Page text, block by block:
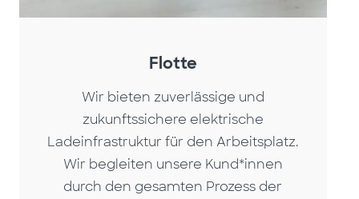
Flotte
Wir bieten zuverlässige und
zukunftssichere elektrische
Ladeinfrastruktur für den Arbeitsplatz.
Wir begleiten unsere Kund*innen
durch den gesamten Prozess der